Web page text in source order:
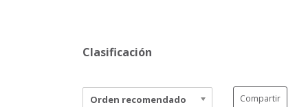
Clasificación
Orden recomendado Compartir